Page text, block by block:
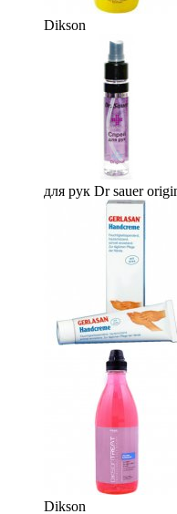
Dikson
для рук Dr sauer
Dikson